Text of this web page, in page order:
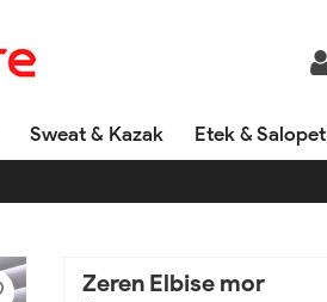
Sweat & Kazak Etek & Salopet
Zeren Elbise mor